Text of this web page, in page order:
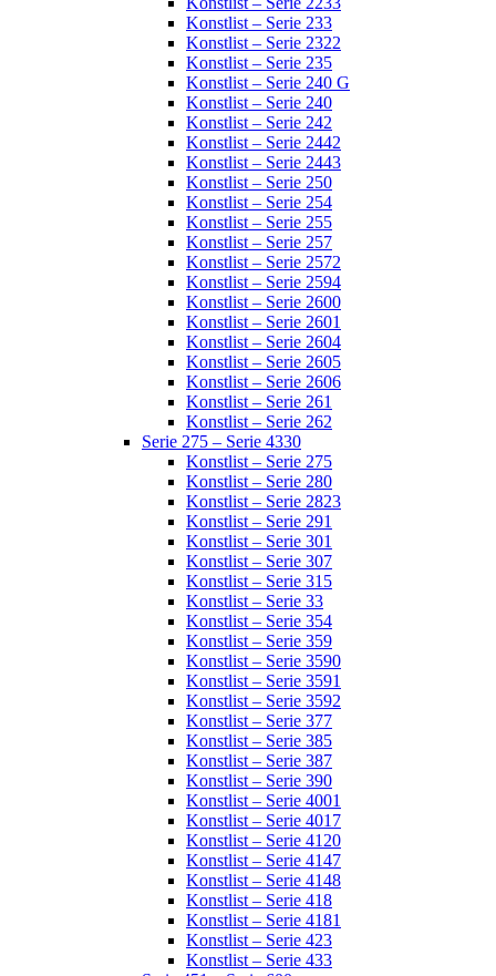
Konstlist – Serie 233
Konstlist – Serie 2322
Konstlist – Serie 235
Konstlist – Serie 240 G
Konstlist – Serie 240
Konstlist – Serie 242
Konstlist – Serie 2442
Konstlist – Serie 2443
Konstlist – Serie 250
Konstlist – Serie 254
Konstlist – Serie 255
Konstlist – Serie 257
Konstlist – Serie 2572
Konstlist – Serie 2594
Konstlist – Serie 2600
Konstlist – Serie 2601
Konstlist – Serie 2604
Konstlist – Serie 2605
Konstlist – Serie 2606
Konstlist – Serie 261
Konstlist – Serie 262
Serie 275 – Serie 4330
Konstlist – Serie 275
Konstlist – Serie 280
Konstlist – Serie 2823
Konstlist – Serie 291
Konstlist – Serie 301
Konstlist – Serie 307
Konstlist – Serie 315
Konstlist – Serie 33
Konstlist – Serie 354
Konstlist – Serie 359
Konstlist – Serie 3590
Konstlist – Serie 3591
Konstlist – Serie 3592
Konstlist – Serie 377
Konstlist – Serie 385
Konstlist – Serie 387
Konstlist – Serie 390
Konstlist – Serie 4001
Konstlist – Serie 4017
Konstlist – Serie 4120
Konstlist – Serie 4147
Konstlist – Serie 4148
Konstlist – Serie 418
Konstlist – Serie 4181
Konstlist – Serie 423
Konstlist – Serie 433